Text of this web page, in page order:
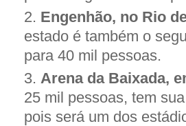
Engenhão, no Rio
estado é também o
para 40 mil pessoas.
Arena da Baixada,
25 mil pessoas, tem
pois será um dos